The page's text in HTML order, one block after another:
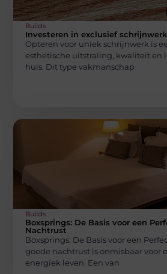
Builds
Investeren in exclusief schrijnwerk
Opteren voor uniek schrijnwerk is
esthetische uitstraling, kwaliteit en
huis. Dit type vakmanschap
Builds
Boxsprings: De Basis voor een
Nachtrust
Boxsprings: De Basis voor een
goede nachtrust is onmisbaar voor
energiek leven. Een van